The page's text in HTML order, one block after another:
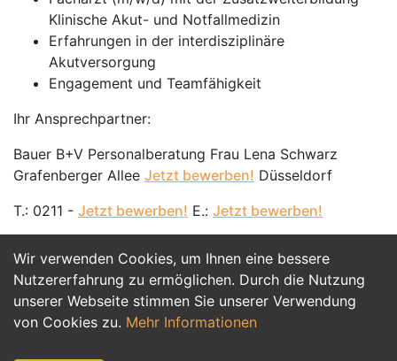
Wir verwenden Cookies, um Ihnen eine bessere
Nutzererfahrung zu ermöglichen. Durch die Nutzung
unserer Webseite stimmen Sie unserer Verwendung
von Cookies zu. Mehr Informationen
Klinische Akut- und Notfallmedizin
Erfahrungen in der interdisziplinäre
Akutversorgung
Engagement und Teamfähigkeit
Ihr Ansprechpartner:
Bauer B+V Personalberatung Frau Lena Schwarz
Grafenberger Allee Jetzt bewerben! Düsseldorf
T.: 0211 - Jetzt bewerben! E.: Jetzt bewerben!
Jetzt Bewerben